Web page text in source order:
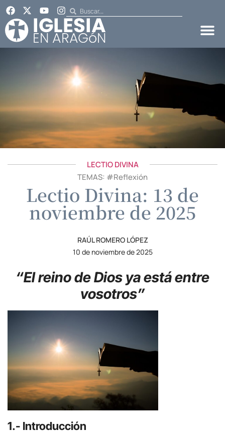
LECTIO DIVINA
TEMAS: #Reflexión
Lectio Divina: 13 de
noviembre de 2025
RAÚL ROMERO LÓPEZ
10 de noviembre de 2025
“El reino de Dios ya está entre
vosotros”
1.- Introducción